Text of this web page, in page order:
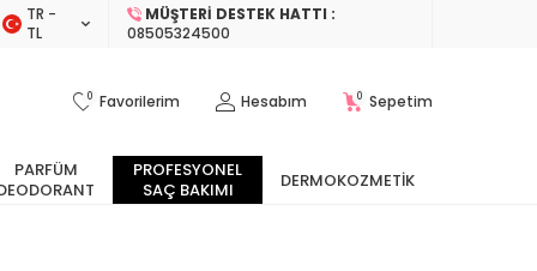
TR −
TL
MÜŞTERI DESTEK HATTI :
08505324500
0 Favorilerim Hesabım 0 Sepetim
PARFÜM
PROFESYONEL
SAÇ BAKIMI
DERMOKOZMETIK